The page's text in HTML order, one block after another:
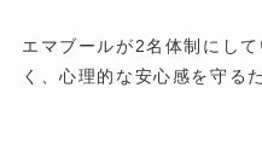
エマブールが2名体制にし
く、心理的な安心感を守る